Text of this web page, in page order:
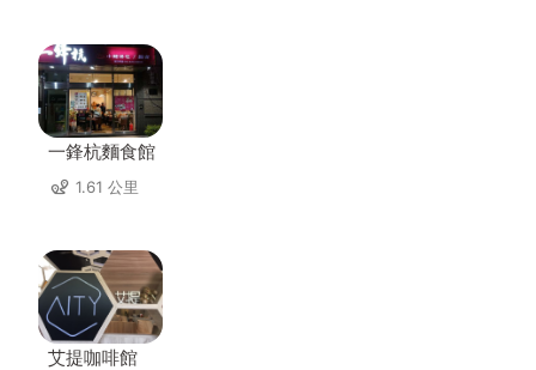
一鋒杭麵食館
1.61 公里
艾提咖啡館